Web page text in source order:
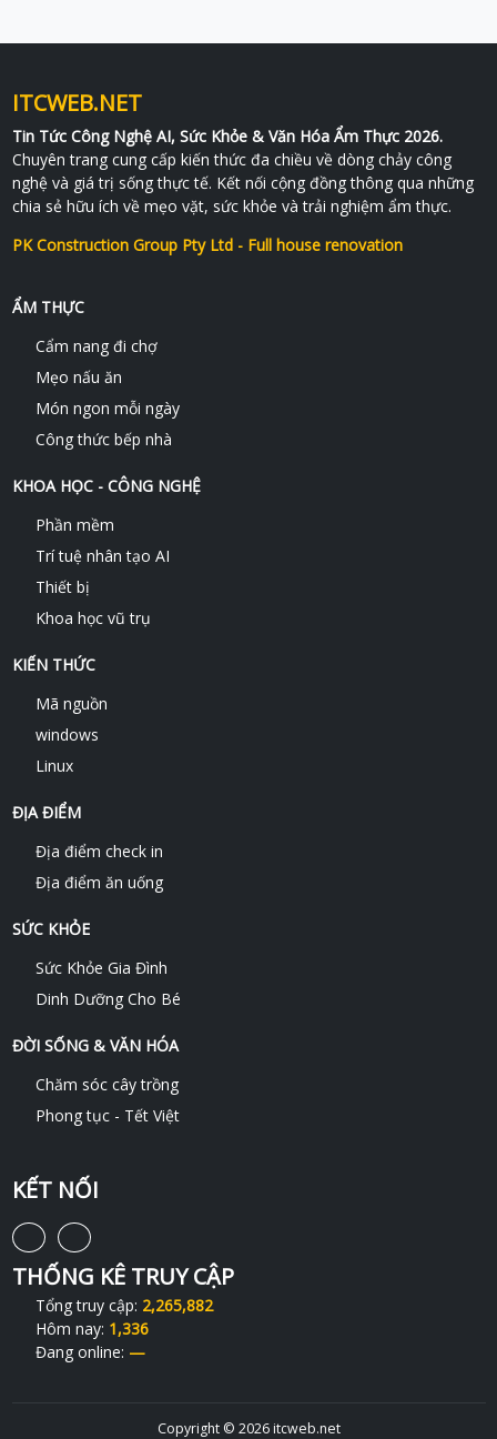
ITCWEB.NET
Tin Tức Công Nghệ AI, Sức Khỏe & Văn Hóa Ẩm Thực 2026.
Chuyên trang cung cấp kiến thức đa chiều về dòng chảy công
nghệ và giá trị sống thực tế. Kết nối cộng đồng thông qua những
chia sẻ hữu ích về mẹo vặt, sức khỏe và trải nghiệm ẩm thực.
PK Construction Group Pty Ltd - Full house renovation
ẨM THỰC
Cẩm nang đi chợ
Mẹo nấu ăn
Món ngon mỗi ngày
Công thức bếp nhà
KHOA HỌC - CÔNG NGHỆ
Phần mềm
Trí tuệ nhân tạo AI
Thiết bị
Khoa học vũ trụ
KIẾN THỨC
Mã nguồn
windows
Linux
ĐỊA ĐIỂM
Địa điểm check in
Địa điểm ăn uống
SỨC KHỎE
Sức Khỏe Gia Đình
Dinh Dưỡng Cho Bé
ĐỜI SỐNG & VĂN HÓA
Chăm sóc cây trồng
Phong tục - Tết Việt
KẾT NỐI
THỐNG KÊ TRUY CẬP
Tổng truy cập: 2,265,882
Hôm nay: 1,336
Đang online: —
Copyright © 2026 itcweb.net